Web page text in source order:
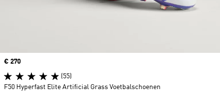
Price
€ 270
(55)
F50 Hyperfast Elite Artificial Grass Voetbalschoenen